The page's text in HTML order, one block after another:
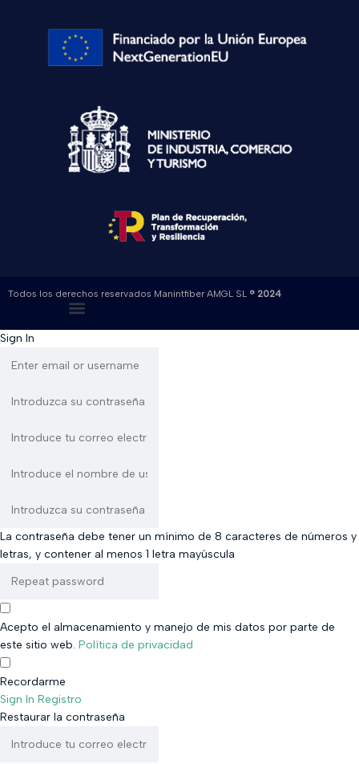
Todos los derechos reservados Manintfiber AMGL SL ® 2024
Sign In
La contraseña debe tener un mínimo de 8 caracteres de números y
letras, y contener al menos 1 letra mayúscula
Acepto el almacenamiento y manejo de mis datos por parte de
este sitio web. Política de privacidad
Recordarme
Sign In Registro
Restaurar la contraseña